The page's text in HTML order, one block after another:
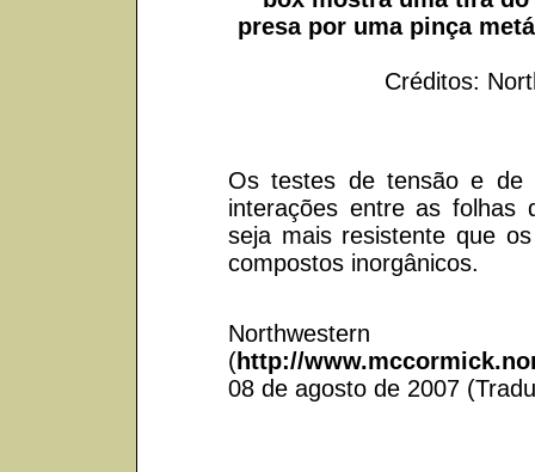
presa por uma pinça
Créditos:
Os testes de tensão e de
interações entre as folhas
seja mais resistente que
compostos inorgânicos.
(http://
08 de agosto de 2007